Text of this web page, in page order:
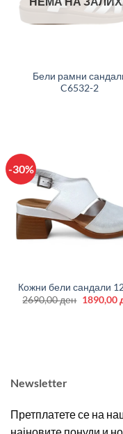
Бели рамни
C6532-2
-30%
Кожни бели сандали
2690,00ден Original
1890,00
Newsletter
Претплатете се на